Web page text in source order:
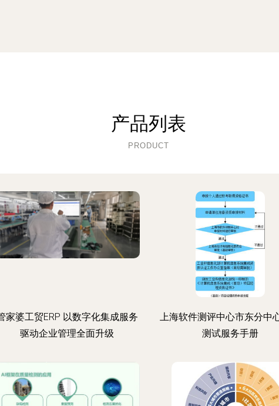
产品列表
PRODUCT
家婆工贸ERP 以数字化集成服务
驱动企业管理全面升级
上海软件测评中心市东分中
测试服务手册